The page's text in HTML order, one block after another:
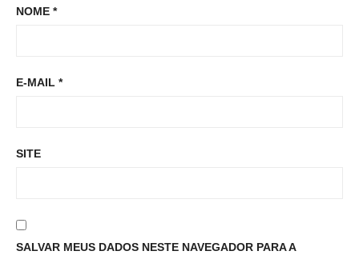
NOME *
E-MAIL *
SITE
SALVAR MEUS DADOS NESTE NAVEGADOR PARA A